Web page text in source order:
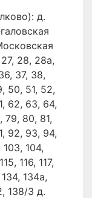
д.
28, 28а,
37, 38,
50, 51, 52,
62, 63, 64,
79, 80, 81,
92, 93, 94,
104,
116, 117,
134а,
138/3 д.